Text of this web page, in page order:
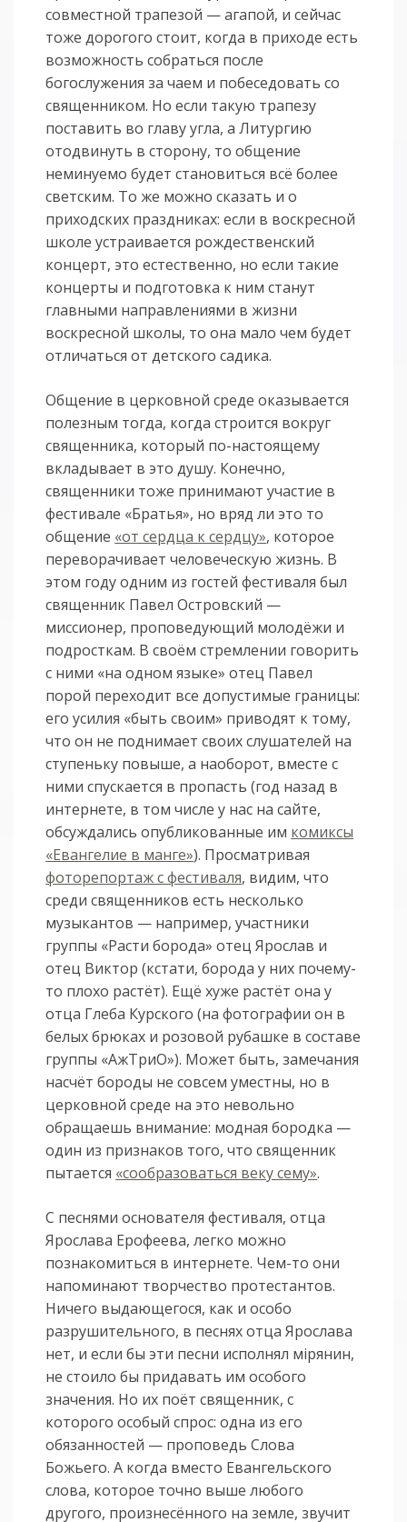
совместной трапезой — агапой, и сейчас
тоже дорогого стоит, когда в приходе есть
возможность собраться после
богослужения за чаем и побеседовать со
священником. Но если такую трапезу
поставить во главу угла, а Литургию
отодвинуть в сторону, то общение
неминуемо будет становиться всё более
светским. То же можно сказать и о
приходских праздниках: если в воскресной
школе устраивается рождественский
концерт, это естественно, но если такие
концерты и подготовка к ним станут
главными направлениями в жизни
воскресной школы, то она мало чем будет
отличаться от детского садика.
Общение в церковной среде оказывается
полезным тогда, когда строится вокруг
священника, который по-настоящему
вкладывает в это душу. Конечно,
священники тоже принимают участие в
фестивале «Братья», но вряд ли это то
общение «от сердца к сердцу», которое
переворачивает человеческую жизнь. В
этом году одним из гостей фестиваля был
священник Павел Островский —
миссионер, проповедующий молодёжи и
подросткам. В своём стремлении говорить
с ними «на одном языке» отец Павел
порой переходит все допустимые границы:
его усилия «быть своим» приводят к тому,
что он не поднимает своих слушателей на
ступеньку повыше, а наоборот, вместе с
ними спускается в пропасть (год назад в
интернете, в том числе у нас на сайте,
обсуждались опубликованные им комиксы
«Евангелие в манге»). Просматривая
фоторепортаж с фестиваля, видим, что
среди священников есть несколько
музыкантов — например, участники
группы «Расти борода» отец Ярослав и
отец Виктор (кстати, борода у них почему-
то плохо растёт). Ещё хуже растёт она у
отца Глеба Курского (на фотографии он в
белых брюках и розовой рубашке в составе
группы «АжТриО»). Может быть, замечания
насчёт бороды не совсем уместны, но в
церковной среде на это невольно
обращаешь внимание: модная бородка —
один из признаков того, что священник
пытается «сообразоваться веку сему».
С песнями основателя фестиваля, отца
Ярослава Ерофеева, легко можно
познакомиться в интернете. Чем-то они
напоминают творчество протестантов.
Ничего выдающегося, как и особо
разрушительного, в песнях отца Ярослава
нет, и если бы эти песни исполнял мiрянин,
не стоило бы придавать им особого
значения. Но их поёт священник, с
которого особый спрос: одна из его
обязанностей — проповедь Слова
Божьего. А когда вместо Евангельского
слова, которое точно выше любого
другого, произнесённого на земле, звучит